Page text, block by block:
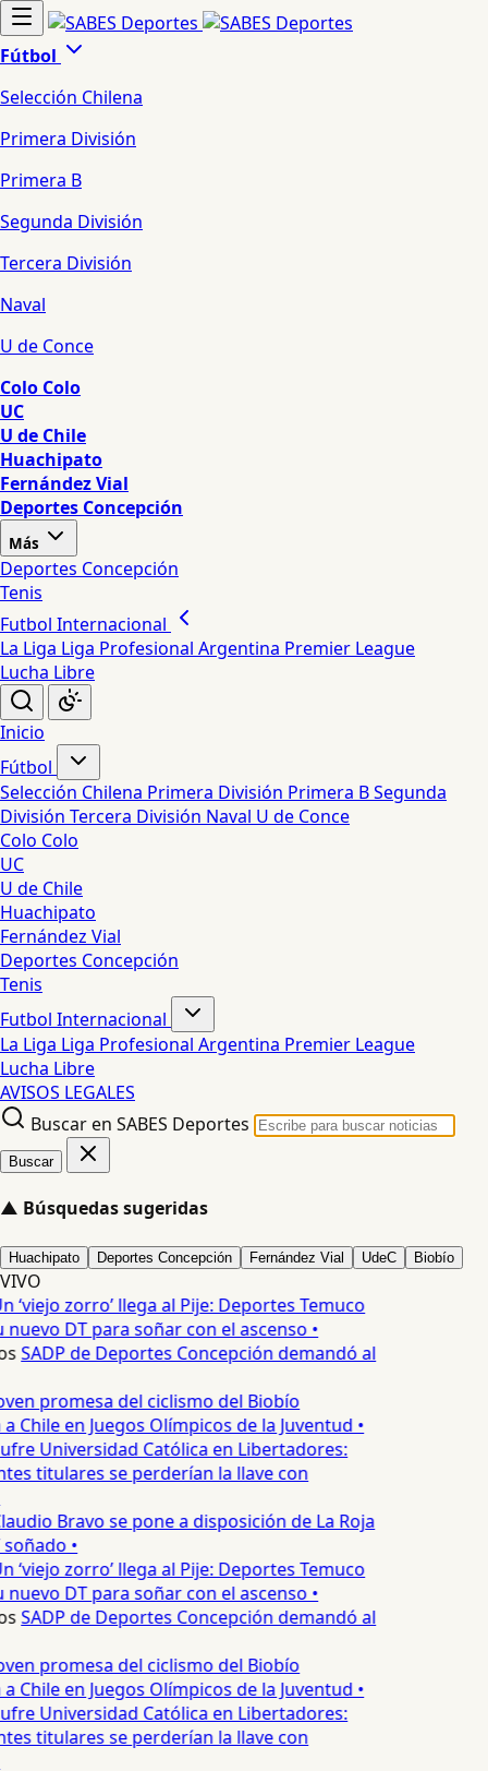
Fútbol
Selección Chilena
Primera División
Primera B
Segunda División
Tercera División
Naval
U de Conce
Colo Colo
UC
U de Chile
Huachipato
Fernández Vial
Deportes Concepción
Más
Deportes Concepción
Tenis
Futbol Internacional
La Liga Liga Profesional Argentina Premier League
Lucha Libre
Inicio
Fútbol
Selección Chilena Primera División Primera BSegunda
División Tercera División Naval U de Conce
Colo Colo
UC
U de Chile
Huachipato
Fernández Vial
Deportes Concepción
Tenis
Futbol Internacional
La Liga Liga Profesional Argentina Premier League
Lucha Libre
AVISOS LEGALES
Buscar en SABES Deportes
Buscar
▲ Búsquedas sugeridas
Huachipato Deportes Concepción Fernández Vial UdeC Biobío
VIVO
‘viejo zorro’ llega al Pije: Deportes Temuco
DT para soñar con el ascenso •
SADP de Deportes Concepción demandó al
promesa del ciclismo del Biobío
Chile en Juegos Olímpicos de la Juventud •
Universidad Católica en Libertadores:
titulares se perderían la llave con
Bravo se pone a disposición de La Roja
•
‘viejo zorro’ llega al Pije: Deportes Temuco
DT para soñar con el ascenso •
SADP de Deportes Concepción demandó al
promesa del ciclismo del Biobío
Chile en Juegos Olímpicos de la Juventud •
Universidad Católica en Libertadores:
titulares se perderían la llave con